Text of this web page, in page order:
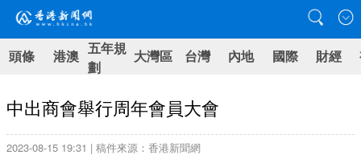
頭條 港澳 五年規
劃
大灣區 台灣 內地 國際 財經
中出商會舉行周年會員大會
2023-08-15 19:31 | 稿件來源：香港新聞網